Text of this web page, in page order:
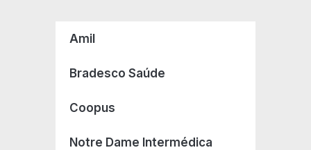
Amil
Bradesco Saúde
Coopus
Notre Dame Intermédica